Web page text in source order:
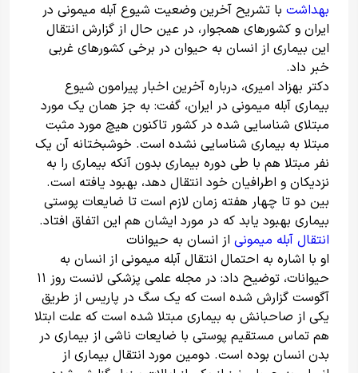
بهداشت با تشریح آخرین وضعیت شیوع آبله میمونی در
ایران و کشورهای همجوار، در عین حال از گزارش انتقال
این بیماری از انسان به حیوان در برخی کشورهای غربی
خبر داد.
دکتر بهزاد امیری، درباره آخرین اخبار پیرامون شیوع
بیماری آبله میمونی در ایران، گفت: به جز همان یک مورد
مبتلای شناسایی شده در کشور تاکنون هیچ مورد مثبت
مبتلا به بیماری شناسایی نشده است. خوشبختانه آن یک
نفر مبتلا هم با طی دوره بیماری بدون آنکه بیماری را به
نزدیکان و اطرافیان خود انتقال دهد، بهبود یافته است.
بین دو تا چهار هفته زمان لازم است تا ضایعات پوستی
بیماری بهبود یابد که در مورد ایشان هم این اتفاق افتاد.
انتقال آبله میمونی از انسان به حیوانات
او با اشاره به احتمال انتقال آبله میمونی از انسان به
حیوانات، توضیح داد: در مجله علمی پزشکی لانست روز ۱۱
آگوست گزارش شده است که یک سگ در پاریس از طریق
یکی از صاحبانش به بیماری مبتلا شده است که علت ابتلا
هم تماس مستقیم پوستی با ضایعات ناشی از بیماری در
بدن انسان بوده است. دومین مورد انتقال بیماری از